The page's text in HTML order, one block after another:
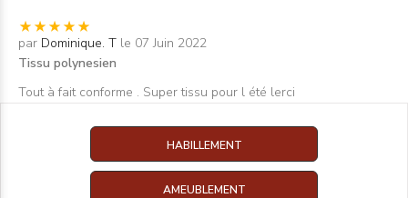
par Dominique. T le 07 Juin 2022
Tissu polynesien
Tout à fait conforme . Super tissu pour l été lerci
HABILLEMENT
AMEUBLEMENT